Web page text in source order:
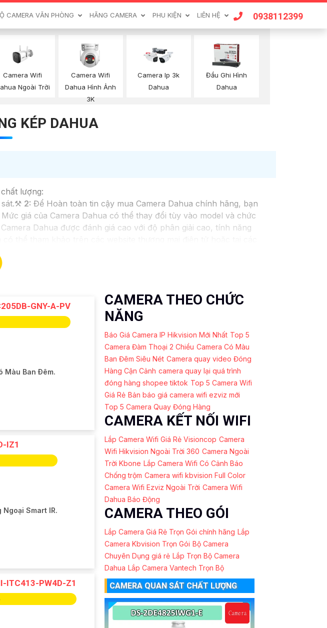
CAMERA VĂN PHÒNG HÃNG CAMERA PHU KIỆN LIÊN HỆ 0938112399
Camera Wifi
Ngoài Trời
Camera Wifi
Dahua Hình Ảnh
3K
Camera Ip 3k
Dahua
Đầu Ghi Hình
Dahua
KÉP DAHUA
lượng:
sát.⚒ 2: Để Hoàn toàn tin cậy mua Camera Dahua chính hãng, bạn
Mức giá của Camera Dahua có thể thay đổi tùy vào model và chức
Dahua được đánh giá cao với độ phân giải cao, tính năng
chính hãng, giá rẻ và chất lượng. Nếu bạn có thêm câu hỏi hoặc
GNY-A-PV
Màu Ban Ðêm.
IZ1
Smart IR.
ITC413-PW4D-Z1
CAMERA THEO CHỨC
NĂNG
Báo Giá Camera IP Hikvision Mới Nhất Top 5
Camera Đàm Thoại 2 Chiều Camera Có Màu
Ban Đêm Siêu Nét Camera quay video Đóng
Hàng Cận Cảnh camera quay lại quá trình
đóng hàng shopee tiktok Top 5 Camera Wifi
Giá Rẻ Bản báo giá camera wifi ezviz mới
Top 5 Camera Quay Đóng Hàng
CAMERA KẾT NỐI WIFI
Lắp Camera Wifi Giá Rẻ Visioncop Camera
Wifi Hikvision Ngoài Trời 360 Camera Ngoài
Trời Kbone Lắp Camera Wifi Có Cảnh Báo
Chống trộm Camera wifi kbvision Full Color
Camera Wifi Ezviz Ngoài Trời Camera Wifi
Dahua Báo Động
CAMERA THEO GÓI
Lắp Camera Giá Rẻ Trọn Gói chính hãng Lắp
Camera Kbvision Trọn Gói Bộ Camera
Chuyên Dụng giá rẻ Lắp Trọn Bộ Camera
Dahua Lắp Camera Vantech Trọn Bộ
CAMERA QUAN SÁT CHẤT LƯỢNG